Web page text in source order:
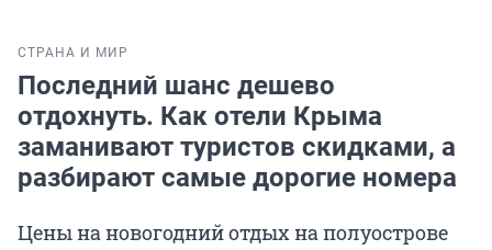
СТРАНА И МИР
Последний шанс дешево
отдохнуть. Как отели Крыма
заманивают туристов скидками, а
разбирают самые дорогие номера
Цены на новогодний отдых на полуострове